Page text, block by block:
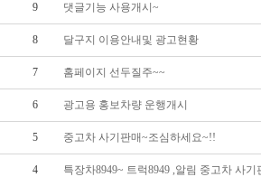
9 댓글기능 사용개시~
8 달구지 이용안내및 광고현황
7 홈페이지 선두질주~~
6 광고용 홍보차량 운행개시
5 중고차 사기판매~조심하세요~!!
4 특장차8949~ 트럭8949 ,알림 중고차 사